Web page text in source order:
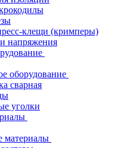
клещи (кримперы)
напряжения
оборудование
сварная
уголки
материалы